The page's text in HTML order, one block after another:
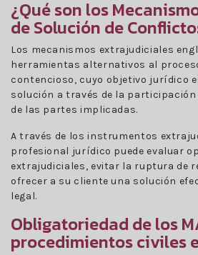
¿Qué son los
de Solución de
Los mecanismos extrajudiciales
herramientas alternativos al
contencioso, cuyo objetivo jurídico
solución a través de la
de las partes implicadas.
A través de los instrumentos
profesional jurídico puede evaluar
extrajudiciales, evitar la ruptura de
ofrecer a su cliente una solución
legal.
Obligatoriedad de los
procedimientos civiles